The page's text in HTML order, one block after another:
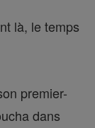
là, le temps
premier-
dans